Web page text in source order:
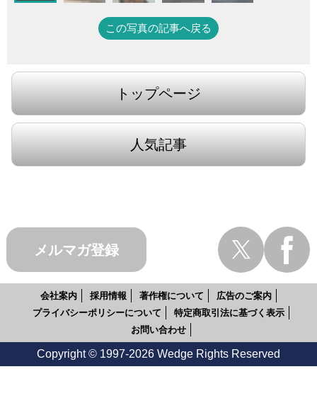
この写真の記事へ戻る
トップページ
人気記事
メルマガ登録
会社案内 採用情報 著作権について
広告のご案内
プライバシーポリシーについて
特定商取引法に基づく表示
お問い合わせ
Copyright © 1997-2026 Wedge Rights Reserved